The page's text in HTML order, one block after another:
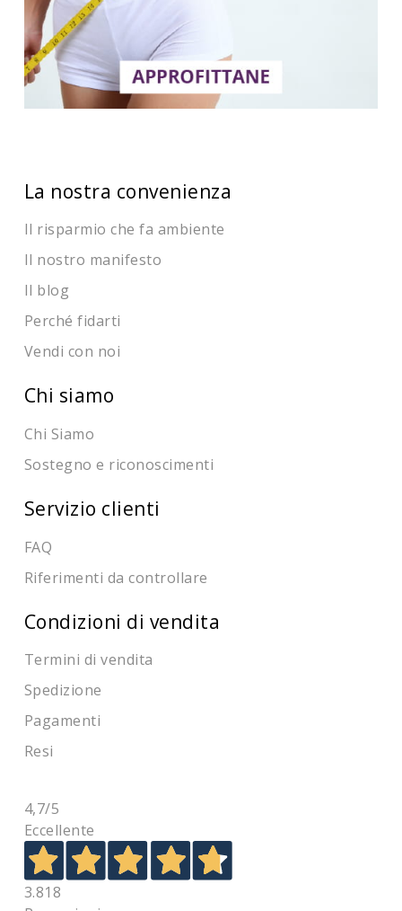
La nostra convenienza
Il risparmio che fa ambiente
Il nostro manifesto
Il blog
Perché fidarti
Vendi con noi
Chi siamo
Chi Siamo
Sostegno e riconoscimenti
Servizio clienti
FAQ
Riferimenti da controllare
Condizioni di vendita
Termini di vendita
Spedizione
Pagamenti
Resi
4,7/5
Eccellente
3.818